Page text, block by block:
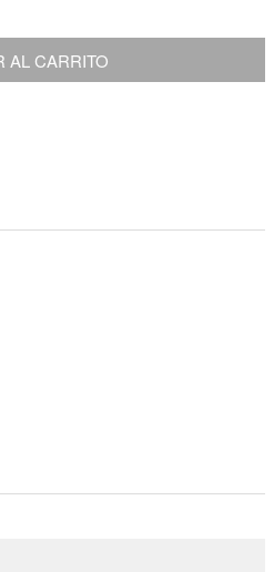
AL CARRITO